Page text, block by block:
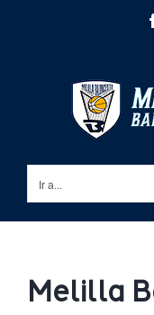
Ir a...
Melilla